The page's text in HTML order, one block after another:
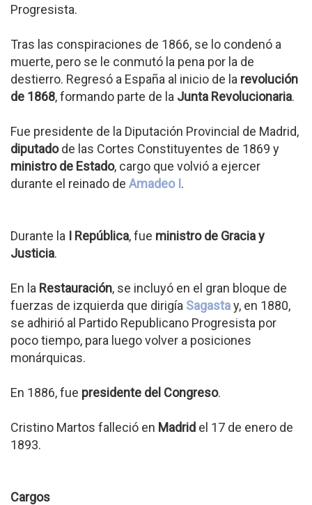
Progresista.
Tras las conspiraciones de 1866, se lo condenó a
muerte, pero se le conmutó la pena por la de
destierro. Regresó a España al inicio de la revolución
de 1868, formando parte de la Junta Revolucionaria.
Fue presidente de la Diputación Provincial de Madrid,
diputadode las Cortes Constituyentes de 1869 y
ministro de Estado, cargo que volvió a ejercer
durante el reinado de Amadeo I.
Durante la I República, fue ministro de Gracia y
Justicia.
En la Restauración, se incluyó en el gran bloque de
fuerzas de izquierda que dirigía Sagastay, en 1880,
se adhirió al Partido Republicano Progresista por
poco tiempo, para luego volver a posiciones
monárquicas.
En 1886, fue presidente del Congreso.
Cristino Martos falleció en Madrid el 17 de enero de
1893.
Cargos